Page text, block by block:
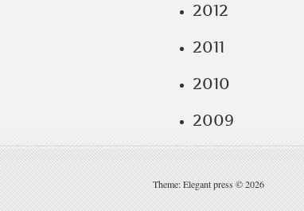
2012
2011
2010
2009
Theme: Elegant press © 2026